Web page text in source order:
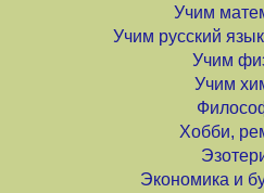
Учим
Учим русский
Учим
Учим
Хобби,
Экономика и